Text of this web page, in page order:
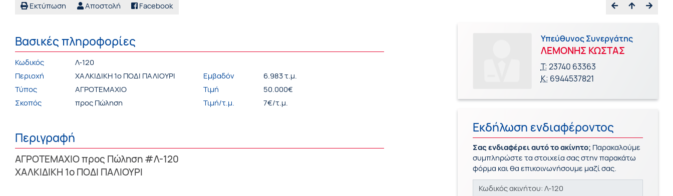
Εκτύπωση Αποστολή Facebook
Βασικές πληροφορίες
Κωδικός
Λ-120
Περιοχή
ΧΑΛΚΙΔΙΚΗ 1ο ΠΟΔΙ ΠΑΛΙΟΥΡΙ
Τύπος
ΑΓΡΟΤΕΜΑΧΙΟ
Σκοπός
προς Πώληση
Εμβαδόν
6.983 τ.μ.
Τιμή
50.000€
Τιμή/τ.μ.
7€/τ.μ.
Περιγραφή
ΑΓΡΟΤΕΜΑΧΙΟ προς Πώληση #Λ-120
ΧΑΛΚΙΔΙΚΗ 1ο ΠΟΔΙ ΠΑΛΙΟΥΡΙ
Υπεύθυνος Συνεργάτης
ΛΕΜΟΝΗΣ ΚΩΣΤΑΣ
Τ:23740 63363
Κ: 6944537821
Εκδήλωση ενδιαφέροντος
Σας ενδιαφέρει αυτό το ακίνητο; Παρακαλούμε
συμπληρώστε τα στοιχεία σας στην παρακάτω
φόρμα και θα επικοινωνήσουμε μαζί σας.